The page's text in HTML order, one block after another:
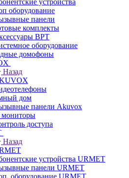
устройства
оборудование
панели
комплекты
BPT
оборудование
домофоны
Назад
дом
панели Akuvox
мониторы
доступа
Назад
устройства URMET
панели URMET
оборудование URMET